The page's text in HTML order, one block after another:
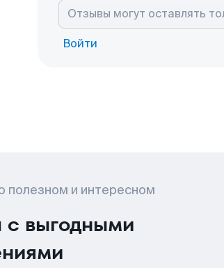
Войти
полезном и интересном
с выгодными